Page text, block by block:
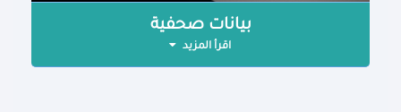
بيانات صحفية
اقرأ المزيد